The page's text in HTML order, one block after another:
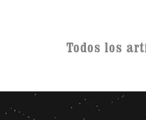
Todos los